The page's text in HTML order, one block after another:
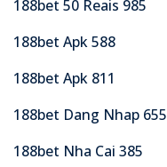
188bet 50 Reais 985
188bet Apk 588
188bet Apk 811
188bet Dang Nhap 655
188bet Nha Cai 385